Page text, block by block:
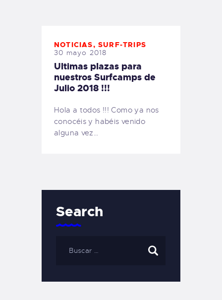
NOTICIAS,SURF-TRIPS
30 mayo 2018
Ultimas plazas para
nuestros Surfcamps de
Julio 2018 !!!
Hola a todos !!! Como ya nos
conocéis y habéis venido
alguna vez…
Search